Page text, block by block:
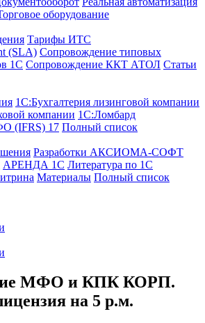
оборудование
Тарифы ИТС
(SLA) Сопровождение типовых
1С Сопровождение ККТ АТОЛ Статьи
1С:Бухгалтерия лизинговой компании
компании 1С:Ломбард
(IFRS) 17 Полный список
Разработки АКСИОМА-СОФТ
АРЕНДА 1С Литература по 1С
Материалы Полный список
МФО и КПК КОРП.
на 5 р.м.